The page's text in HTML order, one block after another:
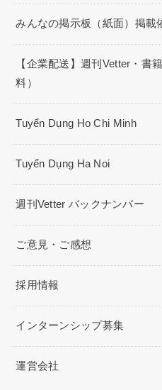
みんなの掲示板（紙面）掲載
【企業配送】週刊Vetter・書
料）
Tuyển Dụng Ho Chi Minh
Tuyển Dụng Ha Noi
週刊Vetter バックナンバー
ご意見・ご感想
採用情報
インターンシップ募集
運営会社